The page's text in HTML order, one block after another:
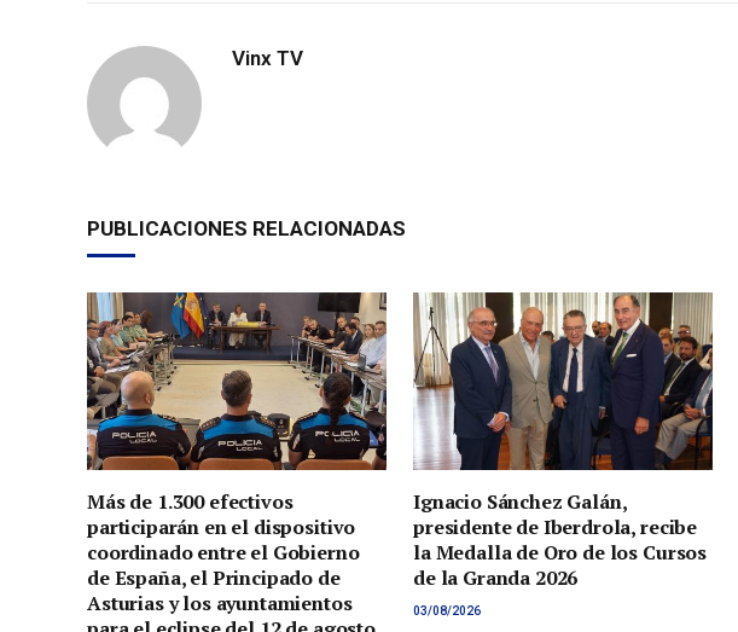
Vinx TV
PUBLICACIONES RELACIONADAS
Más de 1.300 efectivos
participarán en el dispositivo
coordinado entre el Gobierno
de España, el Principado de
Asturias y los ayuntamientos
Ignacio Sánchez Galán,
presidente de Iberdrola, recibe
la Medalla de Oro de los Cursos
de la Granda 2026
03/08/2026